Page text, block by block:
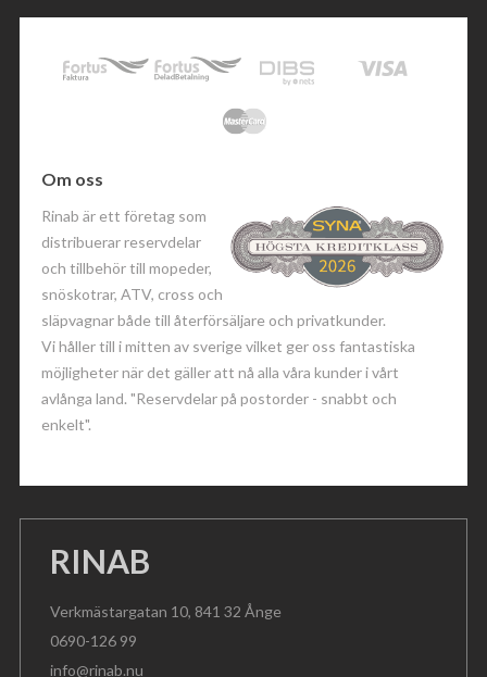
Om oss
Rinab är ett företag som
distribuerar reservdelar
och tillbehör till mopeder,
snöskotrar, ATV, cross och
släpvagnar både till återförsäljare och privatkunder.
Vi håller till i mitten av sverige vilket ger oss fantastiska
möjligheter när det gäller att nå alla våra kunder i vårt
avlånga land. "Reservdelar på postorder - snabbt och
enkelt".
RINAB
Verkmästargatan 10, 841 32 Ånge
0690-126 99
info@rinab.nu